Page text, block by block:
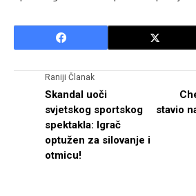
Raniji Članak
Skandal uoči
svjetskog sportskog
spektakla: Igrač
optužen za silovanje i
otmicu!
stavio